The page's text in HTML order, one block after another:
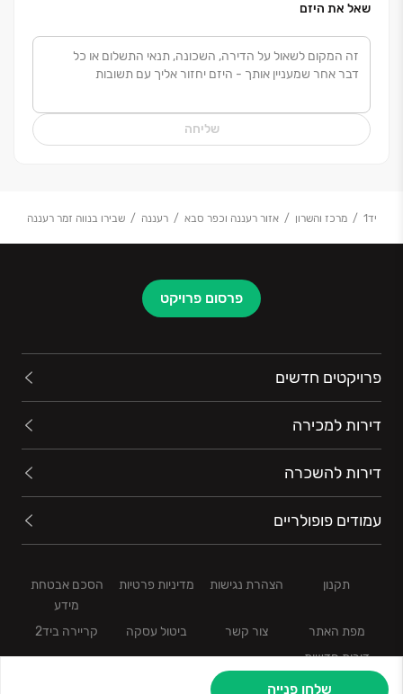
שאל את היזם
שליחה
שלחו פנייה
יד1 מרכז והשרון אזור רעננה וכפר סבא רעננה שבירו בנווה זמר רעננה
פרסום פרויקט
פרויקטים חדשים
דירות למכירה
דירות להשכרה
עמודים פופולריים
תקנון הצהרת נגישות מדיניות פרטיות
הסכם אבטחת
מידע
מפת האתר
צור קשר ביטול עסקה
קריירה ביד2
דירות חדשות